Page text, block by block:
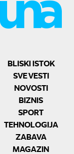
BLISKI ISTOK
SVE VESTI
NOVOSTI
BIZNIS
SPORT
TEHNOLOGIJA
ZABAVA
MAGAZIN